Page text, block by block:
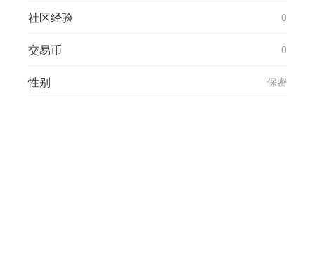
社区经验 0
交易币 0
性别 保密